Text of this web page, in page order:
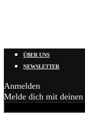
ÜBER UNS
NEWSLETTER
Anmelden
Melde dich mit deinen